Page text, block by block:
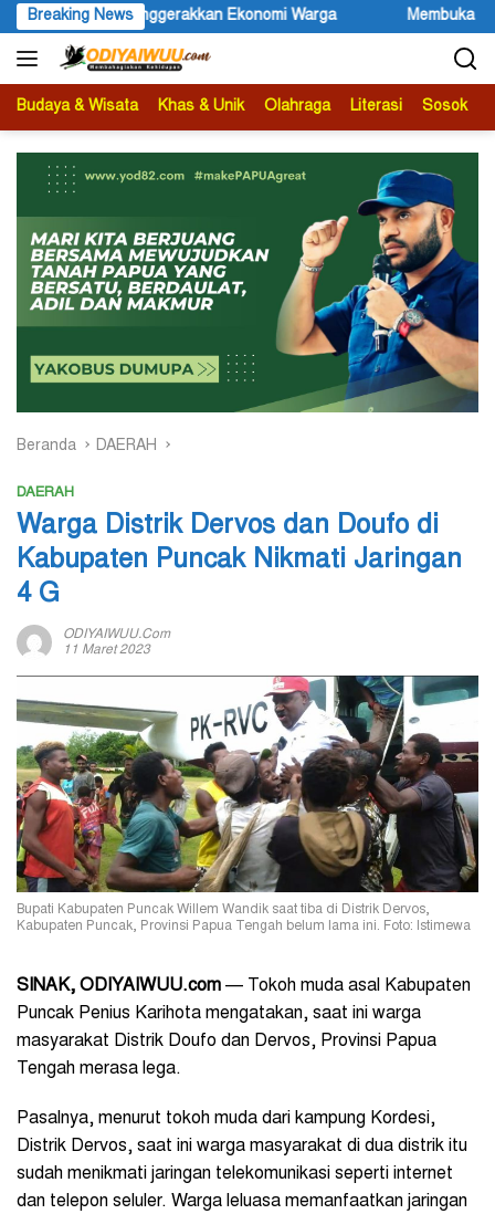
Langsung
ke
konten
Breaking NewsMembuka Omnisida dalam Tubuh Negara Indonesia
Budaya & Wisata Khas & Unik Olahraga Literasi Sosok
Beranda DAERAH
DAERAH
Warga Distrik Dervos dan Doufo di
Kabupaten Puncak Nikmati Jaringan
4 G
ODIYAIWUU.com
11 Maret 2023
Bupati Kabupaten Puncak Willem Wandik saat tiba di Distrik Dervos,
Kabupaten Puncak, Provinsi Papua Tengah belum lama ini. Foto: Istimewa
SINAK, ODIYAIWUU.com — Tokoh muda asal Kabupaten
Puncak Penius Karihota mengatakan, saat ini warga
masyarakat Distrik Doufo dan Dervos, Provinsi Papua
Tengah merasa lega.
Pasalnya, menurut tokoh muda dari kampung Kordesi,
Distrik Dervos, saat ini warga masyarakat di dua distrik itu
sudah menikmati jaringan telekomunikasi seperti internet
dan telepon seluler. Warga leluasa memanfaatkan jaringan